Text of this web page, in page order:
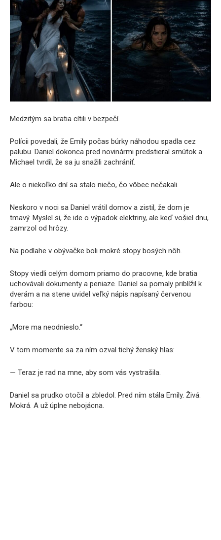
Medzitým sa bratia cítili v bezpečí.
Polícii povedali, že Emily počas búrky náhodou spadla cez
palubu. Daniel dokonca pred novinármi predstieral smútok a
Michael tvrdil, že sa ju snažili zachrániť.
Ale o niekoľko dní sa stalo niečo, čo vôbec nečakali.
Neskoro v noci sa Daniel vrátil domov a zistil, že dom je
tmavý. Myslel si, že ide o výpadok elektriny, ale keď vošiel dnu,
zamrzol od hrôzy.
Na podlahe v obývačke boli mokré stopy bosých nôh.
Stopy viedli celým domom priamo do pracovne, kde bratia
uchovávali dokumenty a peniaze. Daniel sa pomaly priblížil k
dverám a na stene uvidel veľký nápis napísaný červenou
farbou:
„More ma neodnieslo.“
V tom momente sa za ním ozval tichý ženský hlas:
— Teraz je rad na mne, aby som vás vystrašila.
Daniel sa prudko otočil a zbledol. Pred ním stála Emily. Živá.
Mokrá. A už úplne nebojácna.